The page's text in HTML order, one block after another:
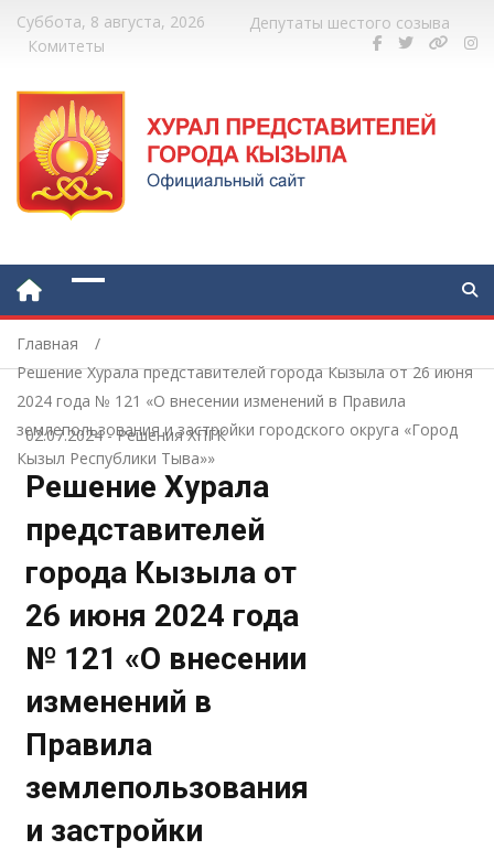
Суббота, 8 августа, 2026
Депутаты шестого созыва
Комитеты
Главная
Решение Хурала представителей города Кызыла от 26 июня
2024 года № 121 «О внесении изменений в Правила
землепользования и застройки городского округа «Город
Кызыл Республики Тыва»»
02.07.2024- Решения ХПГК
Решение Хурала
представителей
города Кызыла от
26 июня 2024 года
№ 121 «О внесении
изменений в
Правила
землепользования
и застройки